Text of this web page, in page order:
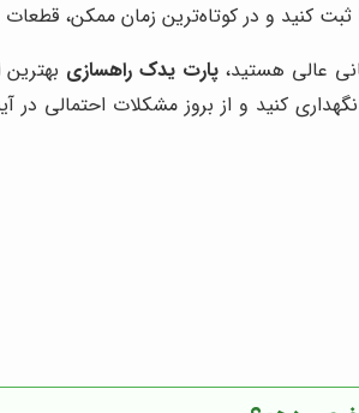
کنید و در کوتاه‌ترین زمان ممکن،
عالی هستید،پارت یدک راهسازی
کنید و از بروز مشکلات احتمالی در